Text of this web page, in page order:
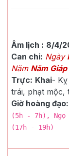
Âm lịch : 8/4/
Can chi: Ngày
Năm Năm
Trực: Khai-
trái, phạt mộc,
Giờ hoàng đạo:
(5h - 7h),
(17h - 19h)